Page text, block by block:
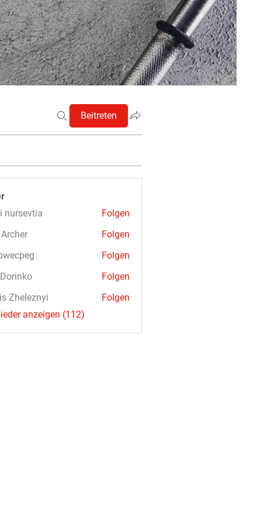
Beitreten
nursevtia
Folgen
Folgen
Folgen
Folgen
Zheleznyi
Folgen
anzeigen (112)